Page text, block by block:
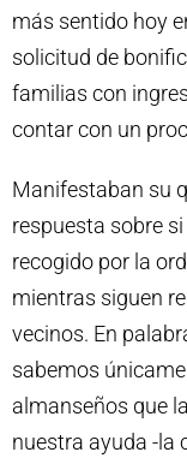
más sentido hoy
solicitud de
familias con
contar con un
Manifestaban su
respuesta sobre
recogido por la
mientras siguen
vecinos. En
sabemos
almanseños que
nuestra ayuda -la